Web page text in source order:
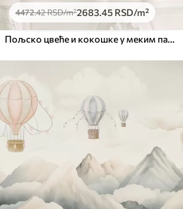
4472.42RSD/m²2683.45 RSD/m²
Пољско цвеће и кокошке у меким пастелним тоновима